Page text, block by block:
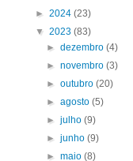
► 2024 (23)
▼ 2023 (83)
►dezembro(4)
►novembro(3)
►outubro(20)
►agosto(5)
►julho(9)
►junho(9)
►maio(8)